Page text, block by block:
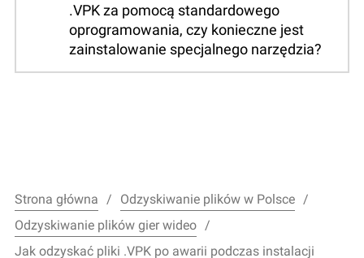
.VPK za pomocą standardowego
oprogramowania, czy konieczne jest
zainstalowanie specjalnego narzędzia?
Strona główna
Odzyskiwanie plików w Polsce
Odzyskiwanie plików gier wideo
Jak odzyskać pliki .VPK po awarii podczas instalacji